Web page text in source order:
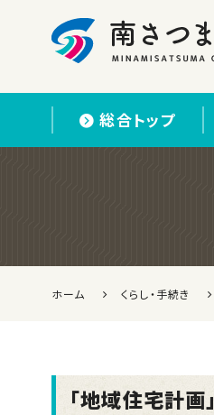
総合トップ
ホーム くらし・手続き
「地域住宅計画」